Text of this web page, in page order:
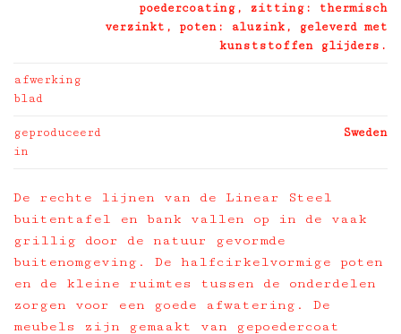
poedercoating, zitting: thermisch
verzinkt, poten: aluzink, geleverd met
kunststoffen glijders.
afwerking
blad
geproduceerd
in
Sweden
De rechte lijnen van de Linear Steel
buitentafel en bank vallen op in de vaak
grillig door de natuur gevormde
buitenomgeving. De halfcirkelvormige poten
en de kleine ruimtes tussen de onderdelen
zorgen voor een goede afwatering. De
meubels zijn gemaakt van gepoedercoat